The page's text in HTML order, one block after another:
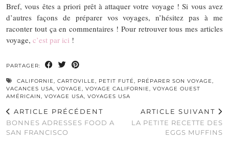
Bref, vous êtes a priori prêt à attaquer votre voyage ! Si vous avez
d’autres façons de préparer vos voyages, n’hésitez pas à me
raconter tout ça en commentaires ! Pour retrouver tous mes articles
voyage, c’est par ici !
PARTAGER:
CALIFORNIE, CARTOVILLE, PETIT FUTÉ, PRÉPARER SON VOYAGE,
VACANCES USA, VOYAGE, VOYAGE CALIFORNIE, VOYAGE OUEST
AMÉRICAIN, VOYAGE USA, VOYAGES USA
ARTICLE PRÉCÉDENT
BONNES ADRESSES FOOD A
SAN FRANCISCO
ARTICLE SUIVANT
LA PETITE RECETTE DES
EGGS MUFFINS